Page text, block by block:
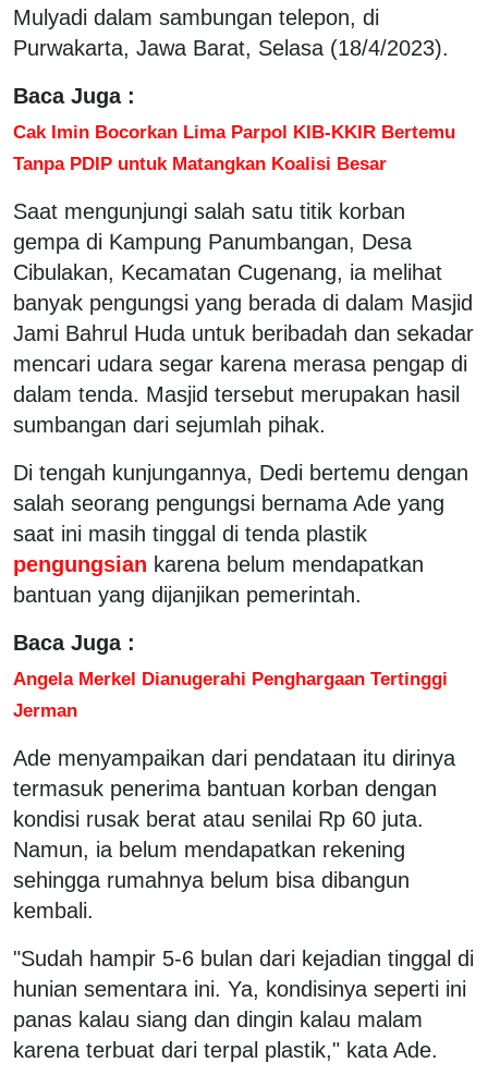
Mulyadi dalam sambungan telepon, di
Purwakarta, Jawa Barat, Selasa (18/4/2023).
Baca Juga :
Cak Imin Bocorkan Lima Parpol KIB-KKIR Bertemu
Tanpa PDIP untuk Matangkan Koalisi Besar
Saat mengunjungi salah satu titik korban
gempa di Kampung Panumbangan, Desa
Cibulakan, Kecamatan Cugenang, ia melihat
banyak pengungsi yang berada di dalam Masjid
Jami Bahrul Huda untuk beribadah dan sekadar
mencari udara segar karena merasa pengap di
dalam tenda. Masjid tersebut merupakan hasil
sumbangan dari sejumlah pihak.
Di tengah kunjungannya, Dedi bertemu dengan
salah seorang pengungsi bernama Ade yang
saat ini masih tinggal di tenda plastik
pengungsian karena belum mendapatkan
bantuan yang dijanjikan pemerintah.
Baca Juga :
Angela Merkel Dianugerahi Penghargaan Tertinggi
Jerman
Ade menyampaikan dari pendataan itu dirinya
termasuk penerima bantuan korban dengan
kondisi rusak berat atau senilai Rp 60 juta.
Namun, ia belum mendapatkan rekening
sehingga rumahnya belum bisa dibangun
kembali.
"Sudah hampir 5-6 bulan dari kejadian tinggal di
hunian sementara ini. Ya, kondisinya seperti ini
panas kalau siang dan dingin kalau malam
karena terbuat dari terpal plastik," kata Ade.